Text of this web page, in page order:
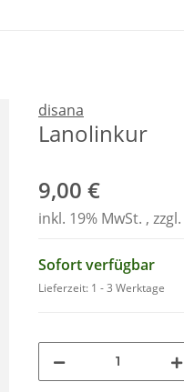
disana
Lanolinkur
9,00 €
inkl. 19% MwSt. , zzgl.
Sofort verfügbar
Lieferzeit: 1 - 3 Werktage